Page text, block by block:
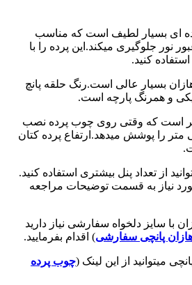
ای بسیار لطیف است که مناسب
نور جلوگیری میکند.این پرده را با
کنید.
بسیار عالی است.رنگ حلقه پانچ
و همرنگ پارچه است.
سانتی متر است که وقتی روی چوب پرده نصب
تا ۱۰۰ سانتی متر را پوشش میدهد.ارتفاع پرده کتان
از تعداد پنل بیشتری استفاده کنید.
نیاز به قسمت توضیحات مراجعه
با سایز دلخواه سفارشی نیاز دارید
پانچی سفارشی ) اقدام بفرمایید.
میتوانید از این لینک ( چوب پرده